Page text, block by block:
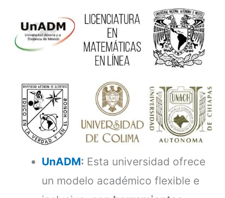
UnADM: Esta universidad ofrece
un modelo académico flexible e